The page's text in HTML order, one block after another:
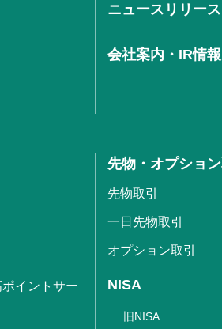
ニュースリリース
会社案内・IR情報
イントサー
先物・オプション
先物取引
一日先物取引
オプション取引
NISA
旧NISA